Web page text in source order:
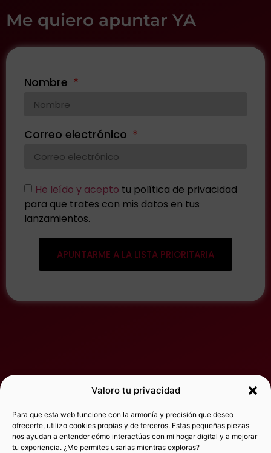
Valoro tu privacidad
Para que esta web funcione con la armonía y precisión que deseo
ofrecerte, utilizo cookies propias y de terceros. Estas pequeñas piezas
nos ayudan a entender cómo interactúas con mi hogar digital y a mejorar
tu experiencia. ¿Me permites usarlas mientras exploras?
Me quiero apuntar YA
Nombre
Correo electrónico
He leído y acepto tu política de privacidad
para que trates con mis datos en tus
lanzamientos.
APUNTARME A LA LISTA PRIORITARIA